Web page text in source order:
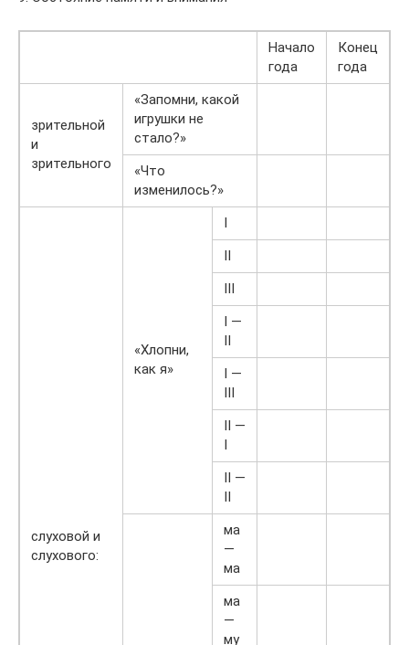
Начало
года
Конец
года
зрительной
и
зрительного
«Запомни, какой
игрушки не
стало?»
«Что
изменилось?»
слуховой и
слухового:
«Хлопни,
как я»
I
II
III
I —
II
I —
III
II —
I
II —
II
ма
—
ма
ма
—
му